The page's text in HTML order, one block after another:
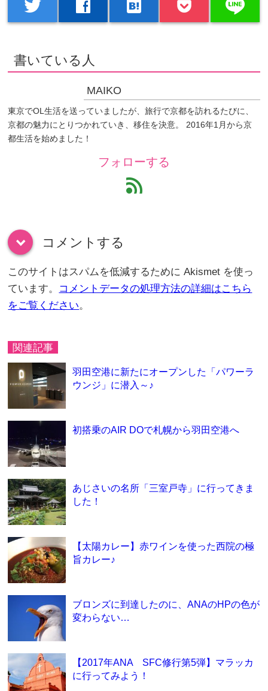
twitter facebook hatenabookmark
書いている人
MAIKO
東京でOL生活を送っていましたが、旅行で京都を訪れるたびに、
京都の魅力にとりつかれていき、移住を決意。 2016年1月から京
都生活を始めました！
フォローする
feed
down コメントする
このサイトはスパムを低減するために Akismet を使っ
ています。 コメントデータの処理方法の詳細はこちら
をご覧ください。
関連記事
羽田空港に新たにオープンした「パワーラ
ウンジ」に潜入～♪
初搭乗のAIR DOで札幌から羽田空港へ
あじさいの名所「三室戸寺」に行ってきま
した！
【太陽カレー】赤ワインを使った西院の極
旨カレー♪
ブロンズに到達したのに、ANAのHPの色が
変わらない…
【2017年ANA SFC修行第5弾】マラッカ
に行ってみよう！